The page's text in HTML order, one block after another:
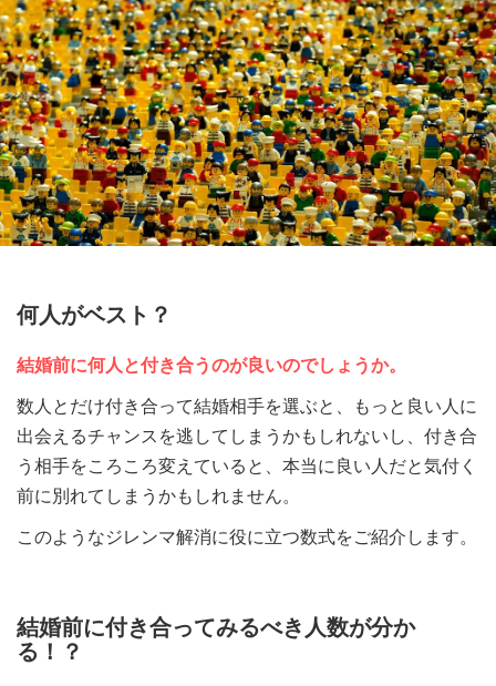
何人がベスト？
結婚前に何人と付き合うのが良いのでしょうか。
数人とだけ付き合って結婚相手を選ぶと、もっと良い人に
出会えるチャンスを逃してしまうかもしれないし、付き合
う相手をころころ変えていると、本当に良い人だと気付く
前に別れてしまうかもしれません。
このようなジレンマ解消に役に立つ数式をご紹介します。
結婚前に付き合ってみるべき人数が分か
る！？